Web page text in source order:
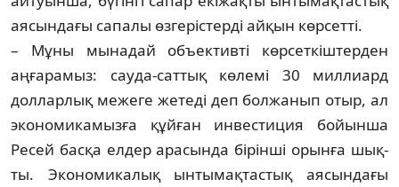
ая­сын­дағы сапалы өзгеріс­терді айқын көр­сетті.
– Мұны мынадай объективті көр­сет­кіш­терден
аңғарамыз: сауда-саттық кө­лемі 30 мил­лиард
долларлық межеге же­теді деп бол­­жанып отыр, ал
эконо­ми­ка­мыз­ға құйған ин­вестиция бойынша
Ресей бас­қа елдер ара­сында бірінші орынға шық­
ты. Эконо­ми­калық ынтымақтастық аясындағы